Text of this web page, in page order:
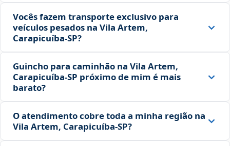
Vocês fazem transporte exclusivo para
veículos pesados na Vila Artem,
Carapicuíba‑SP?
Guincho para caminhão na Vila Artem,
Carapicuíba‑SP próximo de mim é mais
barato?
O atendimento cobre toda a minha região na
Vila Artem, Carapicuíba‑SP?